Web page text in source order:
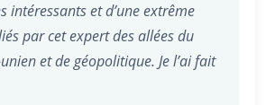
intéressants et d’une extrême
par cet expert des allées du
et de géopolitique. Je l’ai fait